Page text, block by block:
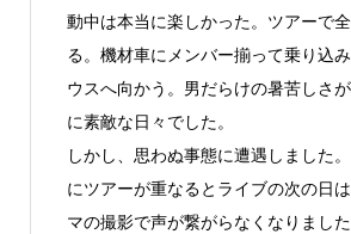
動中は本当に楽しかった。ツアーで
る。機材車にメンバー揃って乗り込
ウスへ向かう。男だらけの暑苦しさ
に素敵な日々でした。
しかし、思わぬ事態に遭遇しました
にツアーが重なるとライブの次の日
マの撮影で声が繋がらなくなりまし